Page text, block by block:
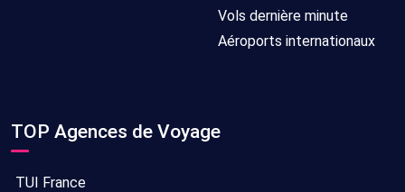
Vols dernière minute
Aéroports internationaux
TOP Agences de Voyage
TUI France